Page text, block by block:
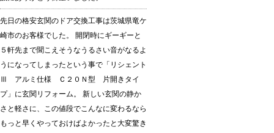
先日の格安玄関のドア交換工事は茨城県竜ケ
崎市のお客様でした。 開閉時にギーギーと
５軒先まで聞こえそうなうるさい音がなるよ
うになってしまったという事で「リシェント
Ⅲ アルミ仕様 Ｃ２０Ｎ型 片開きタイ
プ」に玄関リフォーム。 新しい玄関の静か
さと軽さに、この値段でこんなに変わるなら
もっと早くやっておけばよかったと大変驚き